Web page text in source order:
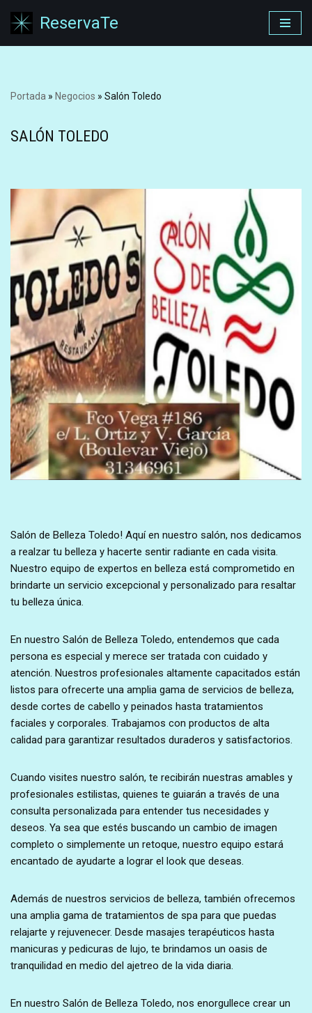
Saltar
ReservaTe
Portada » Negocios » Salón Toledo
SALÓN TOLEDO
Salón de Belleza Toledo! Aquí en nuestro salón, nos dedicamos
a realzar tu belleza y hacerte sentir radiante en cada visita.
Nuestro equipo de expertos en belleza está comprometido en
brindarte un servicio excepcional y personalizado para resaltar
tu belleza única.
En nuestro Salón de Belleza Toledo, entendemos que cada
persona es especial y merece ser tratada con cuidado y
atención. Nuestros profesionales altamente capacitados están
listos para ofrecerte una amplia gama de servicios de belleza,
desde cortes de cabello y peinados hasta tratamientos
faciales y corporales. Trabajamos con productos de alta
calidad para garantizar resultados duraderos y satisfactorios.
Cuando visites nuestro salón, te recibirán nuestras amables y
profesionales estilistas, quienes te guiarán a través de una
consulta personalizada para entender tus necesidades y
deseos. Ya sea que estés buscando un cambio de imagen
completo o simplemente un retoque, nuestro equipo estará
encantado de ayudarte a lograr el look que deseas.
Además de nuestros servicios de belleza, también ofrecemos
una amplia gama de tratamientos de spa para que puedas
relajarte y rejuvenecer. Desde masajes terapéuticos hasta
manicuras y pedicuras de lujo, te brindamos un oasis de
tranquilidad en medio del ajetreo de la vida diaria.
En nuestro Salón de Belleza Toledo, nos enorgullece crear un